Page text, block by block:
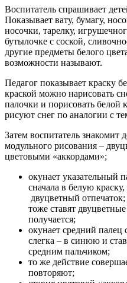
Воспитатель спрашивает
Показывает вату, бумагу,
носочки, тарелку,
бутылочке с соской,
другие предметы белого
возможности называют.
Педагог показывает краску
краской можно нарисовать
палочки и порисовать белой
рисуют снег по аналогии с
Затем воспитатель
модульного рисования –
цветовыми «аккордами»;
окунает указательный
сначала в белую
двуцветный
тоже ставят
получается;
окунает средний палец
слегка – в синюю и
средним пальчиком;
то же действие
повторяют;